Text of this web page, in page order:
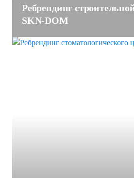
Ребрендинг
SKN-DOM